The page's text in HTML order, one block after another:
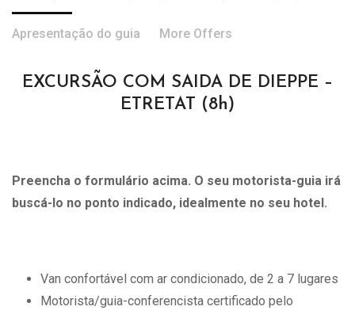
Apresentação do guia More Offers
EXCURSÃO COM SAIDA DE DIEPPE –
ETRETAT (8h)
Preencha o formulário acima. O seu motorista-guia irá
buscá-lo no ponto indicado, idealmente no seu hotel.
Van confortável com ar condicionado, de 2 a 7 lugares
Motorista/guia-conferencista certificado pelo